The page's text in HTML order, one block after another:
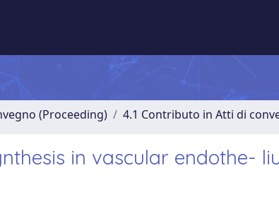
(Proceeding) 4.1 Contributo in Atti di
in vascular endothe-